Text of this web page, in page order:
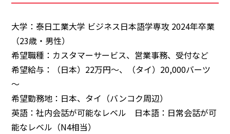
大学：泰日工業大学 ビジネス日本語学専攻 2024年卒業
（23歳・男性）
希望職種：カスタマーサービス、営業事務、受付など
希望給与：（日本）22万円～、（タイ）20,000バーツ
～
希望勤務地：日本、タイ（バンコク周辺）
英語：社内会話が可能なレベル 日本語：日常会話が可
能なレベル（N4相当）